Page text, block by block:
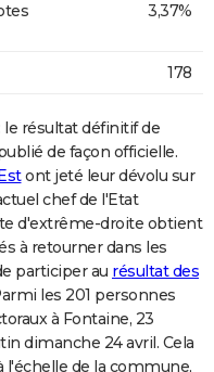
3,37%
178
le résultat définitif de
de façon officielle.
ont jeté leur dévolu sur
chef de l'Etat
d'extrême-droite obtient
à retourner dans les
participer au résultat des
les 201 personnes
à Fontaine, 23
dimanche 24 avril. Cela
l'échelle de la commune,